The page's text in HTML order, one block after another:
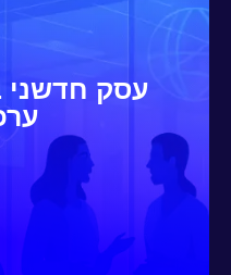
עסק חדשני